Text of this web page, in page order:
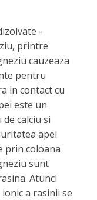
-
printre
cauzeaza
pentru
in contact cu
este un
calciu si
apei
prin coloana
sunt
Atunci
a rasinii se